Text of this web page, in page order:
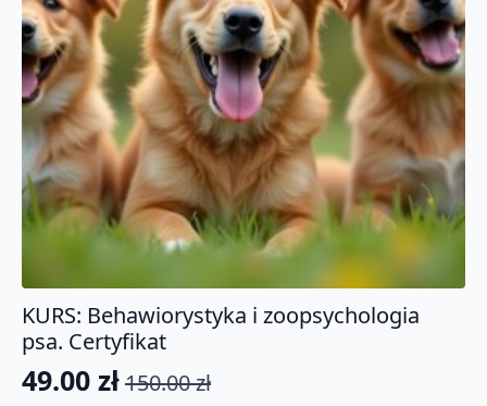
KURS: Behawiorystyka i zoopsychologia
psa. Certyfikat
150.00zł
Pierwotna
49.00 zł
Aktualna